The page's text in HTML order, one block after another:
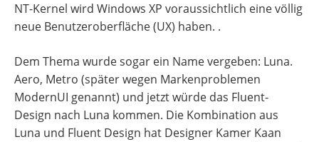
NT-Kernel wird Windows XP voraussichtlich eine völlig
neue Benutzeroberfläche (UX) haben. .
Dem Thema wurde sogar ein Name vergeben: Luna.
Aero, Metro (später wegen Markenproblemen
ModernUI genannt) und jetzt würde das Fluent-
Design nach Luna kommen. Die Kombination aus
Luna und Fluent Design hat Designer Kamer Kaan